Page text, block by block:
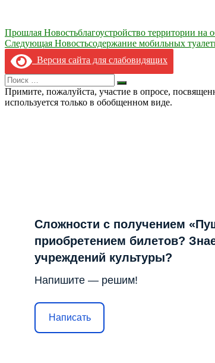
Навигация
по
записям
Прошлая Новостьблагоустройство территории на
Следующая Новостьсодержание мобильных
Версия сайта для слабовидящих
Search
for:
Искать
Примите, пожалуйста, участие в опросе,
используется только в обобщенном виде.
Сложности с получением
приобретением билетов?
учреждений культуры?
Напишите — решим!
Написать